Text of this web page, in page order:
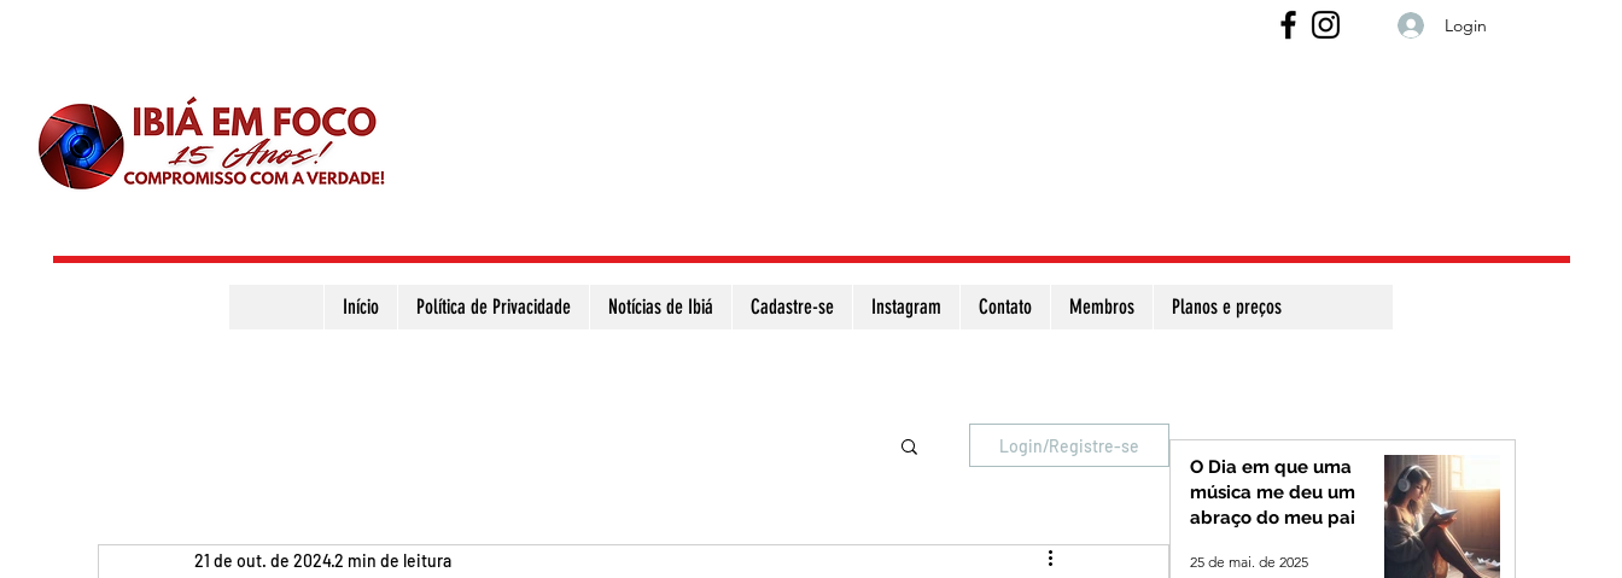
Login
Início Política de Privacidade Notícias de Ibiá Cadastre-se Instagram Contato Membros Planos e preços
Login/Registre-se
21 de out. de 20242 min de leitura
O Dia em que uma
música me deu um
abraço do meu pai
25 de mai. de 2025